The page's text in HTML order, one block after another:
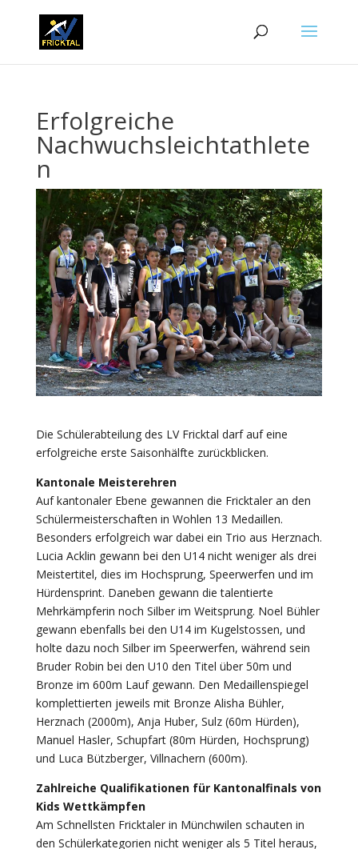
Erfolgreiche
Nachwuchsleichtathlete
n
Die Schülerabteilung des LV Fricktal darf auf eine
erfolgreiche erste Saisonhälfte zurückblicken.
Kantonale Meisterehren
Auf kantonaler Ebene gewannen die Fricktaler an den
Schülermeisterschaften in Wohlen 13 Medaillen.
Besonders erfolgreich war dabei ein Trio aus Herznach.
Lucia Acklin gewann bei den U14 nicht weniger als drei
Meistertitel, dies im Hochsprung, Speerwerfen und im
Hürdensprint. Daneben gewann die talentierte
Mehrkämpferin noch Silber im Weitsprung. Noel Bühler
gewann ebenfalls bei den U14 im Kugelstossen, und
holte dazu noch Silber im Speerwerfen, während sein
Bruder Robin bei den U10 den Titel über 50m und
Bronze im 600m Lauf gewann. Den Medaillenspiegel
komplettierten jeweils mit Bronze Alisha Bühler,
Herznach (2000m), Anja Huber, Sulz (60m Hürden),
Manuel Hasler, Schupfart (80m Hürden, Hochsprung)
und Luca Bützberger, Villnachern (600m).
Zahlreiche Qualifikationen für Kantonalfinals von
Kids Wettkämpfen
Am Schnellsten Fricktaler in Münchwilen schauten in
den Schülerkategorien nicht weniger als 5 Titel heraus,